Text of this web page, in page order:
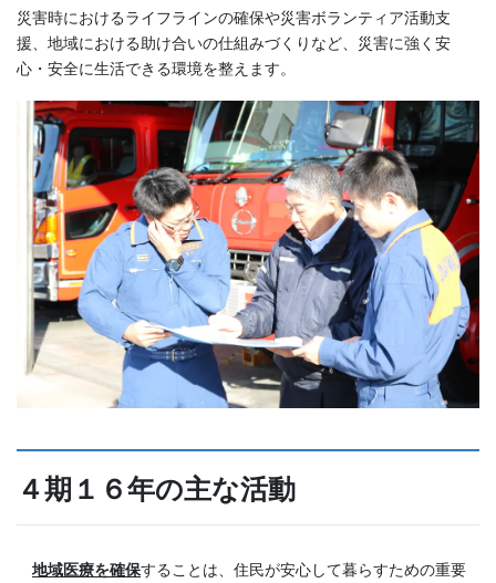
災害時におけるライフラインの確保や災害ボランティア活動支
援、地域における助け合いの仕組みづくりなど、災害に強く安
心・安全に生活できる環境を整えます。
４期１６年の主な活動
地域医療を確保することは、住民が安心して暮らすための重要